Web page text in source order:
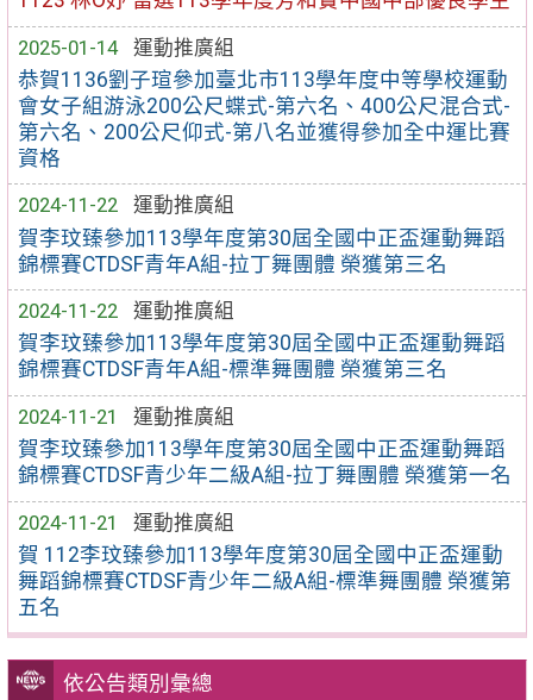
2025-01-14
運動推廣組
恭賀1136劉子瑄參加臺北市113學年度中等學校運動
會女子組游泳200公尺蝶式-第六名、400公尺混合式-
第六名、200公尺仰式-第八名並獲得參加全中運比賽
資格
2024-11-22
運動推廣組
賀李玟臻參加113學年度第30屆全國中正盃運動舞蹈
錦標賽CTDSF青年A組-拉丁舞團體 榮獲第三名
2024-11-22
運動推廣組
賀李玟臻參加113學年度第30屆全國中正盃運動舞蹈
錦標賽CTDSF青年A組-標準舞團體 榮獲第三名
2024-11-21
運動推廣組
賀李玟臻參加113學年度第30屆全國中正盃運動舞蹈
錦標賽CTDSF青少年二級A組-拉丁舞團體 榮獲第一名
2024-11-21
運動推廣組
賀 112李玟臻參加113學年度第30屆全國中正盃運動
舞蹈錦標賽CTDSF青少年二級A組-標準舞團體 榮獲第
五名
依公告類別彙總